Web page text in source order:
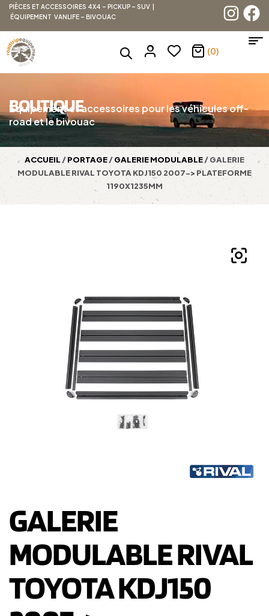
PIÈCES ET ACCESSOIRES 4X4 – PICKUP – SUV |
ÉQUIPEMENT VANLIFE – BIVOUAC
(0)
BOUTIQUE
Équipement et accessoires pour les véhicules off-
road et le bivouac
ACCUEIL /PORTAGE/GALERIE MODULABLE/ GALERIE
MODULABLE RIVAL TOYOTA KDJ150 2007-> PLATEFORME
1190X1235MM
GALERIE
MODULABLE RIVAL
TOYOTA KDJ150